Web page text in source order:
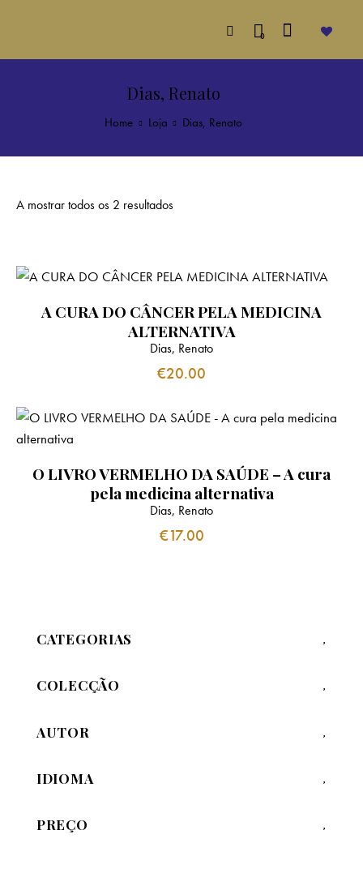
0
Dias, Renato
Home Loja Dias, Renato
A mostrar todos os 2 resultados
A CURA DO CÂNCER PELA MEDICINA
ALTERNATIVA
Dias, Renato
€20.00
O LIVRO VERMELHO DA SAÚDE – A cura
pela medicina alternativa
Dias, Renato
€17.00
CATEGORIAS
COLECÇÃO
AUTOR
IDIOMA
PREÇO